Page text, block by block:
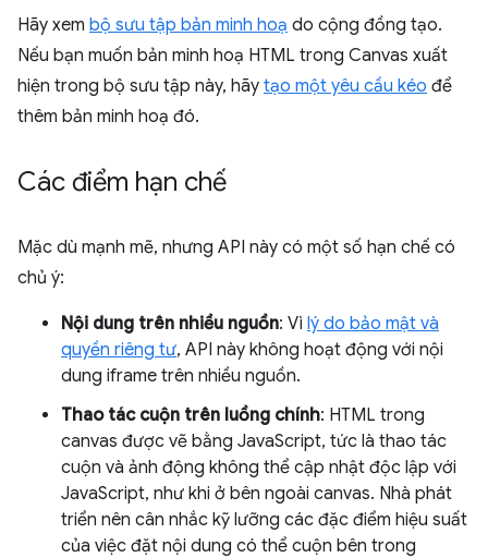
Hãy xem bộ sưu tập bản minh hoạ do cộng đồng tạo.
Nếu bạn muốn bản minh hoạ HTML trong Canvas xuất
hiện trong bộ sưu tập này, hãy tạo một yêu cầu kéo để
thêm bản minh hoạ đó.
Các điểm hạn chế
Mặc dù mạnh mẽ, nhưng API này có một số hạn chế có
chủ ý:
Nội dung trên nhiều nguồn: Vì lý do bảo mật và
quyền riêng tư, API này không hoạt động với nội
dung iframe trên nhiều nguồn.
Thao tác cuộn trên luồng chính: HTML trong
canvas được vẽ bằng JavaScript, tức là thao tác
cuộn và ảnh động không thể cập nhật độc lập với
JavaScript, như khi ở bên ngoài canvas. Nhà phát
triển nên cân nhắc kỹ lưỡng các đặc điểm hiệu suất
của việc đặt nội dung có thể cuộn bên trong